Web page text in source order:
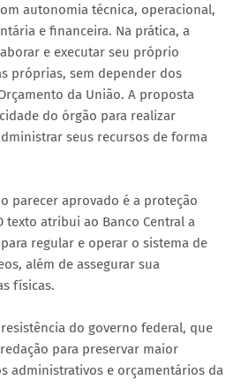
autonomia técnica, operacional,
e financeira. Na prática, a
e executar seu próprio
próprias, sem depender dos
da União. A proposta
do órgão para realizar
seus recursos de forma
parecer aprovado é a proteção
texto atribui ao Banco Central a
regular e operar o sistema de
além de assegurar sua
físicas.
do governo federal, que
para preservar maior
administrativos e orçamentários da